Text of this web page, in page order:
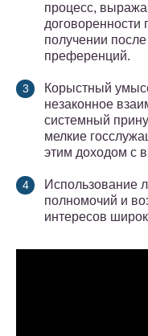
процесс,
договоренности
получении
преференций.
Корыстный
незаконное
системный
мелкие
этим доходом с
Использование
полномочий и
интересов